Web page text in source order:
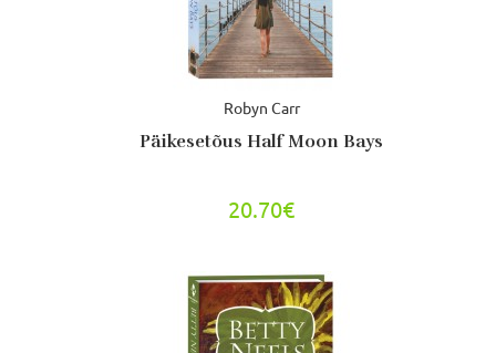
Robyn Carr
Päikesetõus Half Moon Bays
20.70€